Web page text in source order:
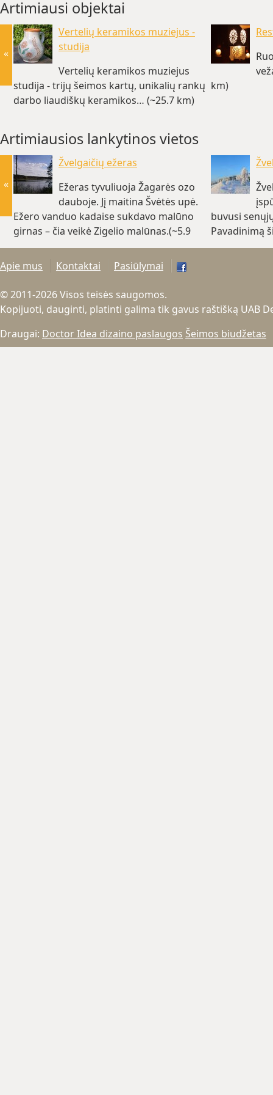
Artimiausi objektai
Vertelių keramikos muziejus -
studija
Vertelių keramikos muziejus
studija - trijų šeimos kartų, unikalių rankų
darbo liaudiškų keramikos… (~25.7 km)
km)
«
Artimiausios lankytinos vietos
Žvelgaičių ežeras
Ežeras tyvuliuoja Žagarės ozo
dauboje. Jį maitina Švėtės upė.
Ežero vanduo kadaise sukdavo malūno
girnas – čia veikė Zigelio malūnas.(~5.9
km)
buvusi
Pavadinimą
(~6.9 km)
«
Apie mus Kontaktai Pasiūlymai
© 2011-2026 Visos teisės saugomos.
Kopijuoti, dauginti, platinti galima tik gavus raštišką UAB
Draugai: Doctor Idea dizaino paslaugos Šeimos biudžetas